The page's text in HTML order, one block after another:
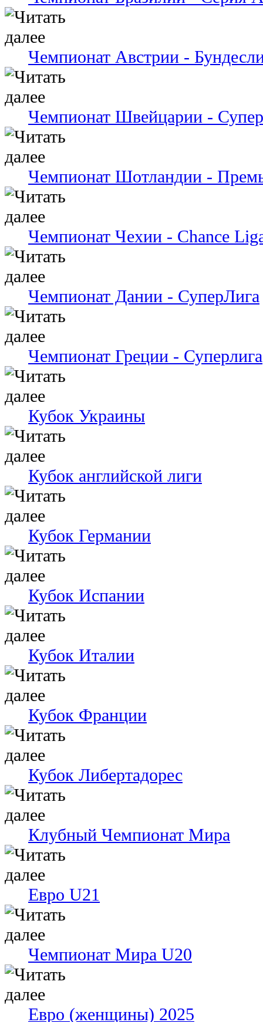
Чемпионат Австрии -
Чемпионат Швейцарии -
Чемпионат Шотландии -
Чемпионат Чехии - Chance
Чемпионат Дании - СуперЛига
Чемпионат Греции - Суперлига
Кубок Украины
Кубок английской лиги
Кубок Германии
Кубок Испании
Кубок Италии
Кубок Франции
Кубок Либертадорес
Клубный Чемпионат Мира
Евро U21
Чемпионат Мира U20
Евро (женщины) 2025